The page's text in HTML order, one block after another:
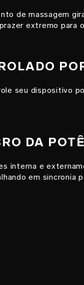
de massagem
extremo para
seu dispositivo
DA
interna e
em sincronia